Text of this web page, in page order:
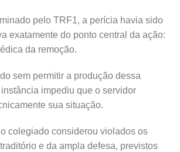
pelo TRF1, a perícia havia sido
exatamente do ponto central da ação:
da remoção.
sem permitir a produção dessa
impediu que o servidor
sua situação.
colegiado considerou violados os
e da ampla defesa, previstos